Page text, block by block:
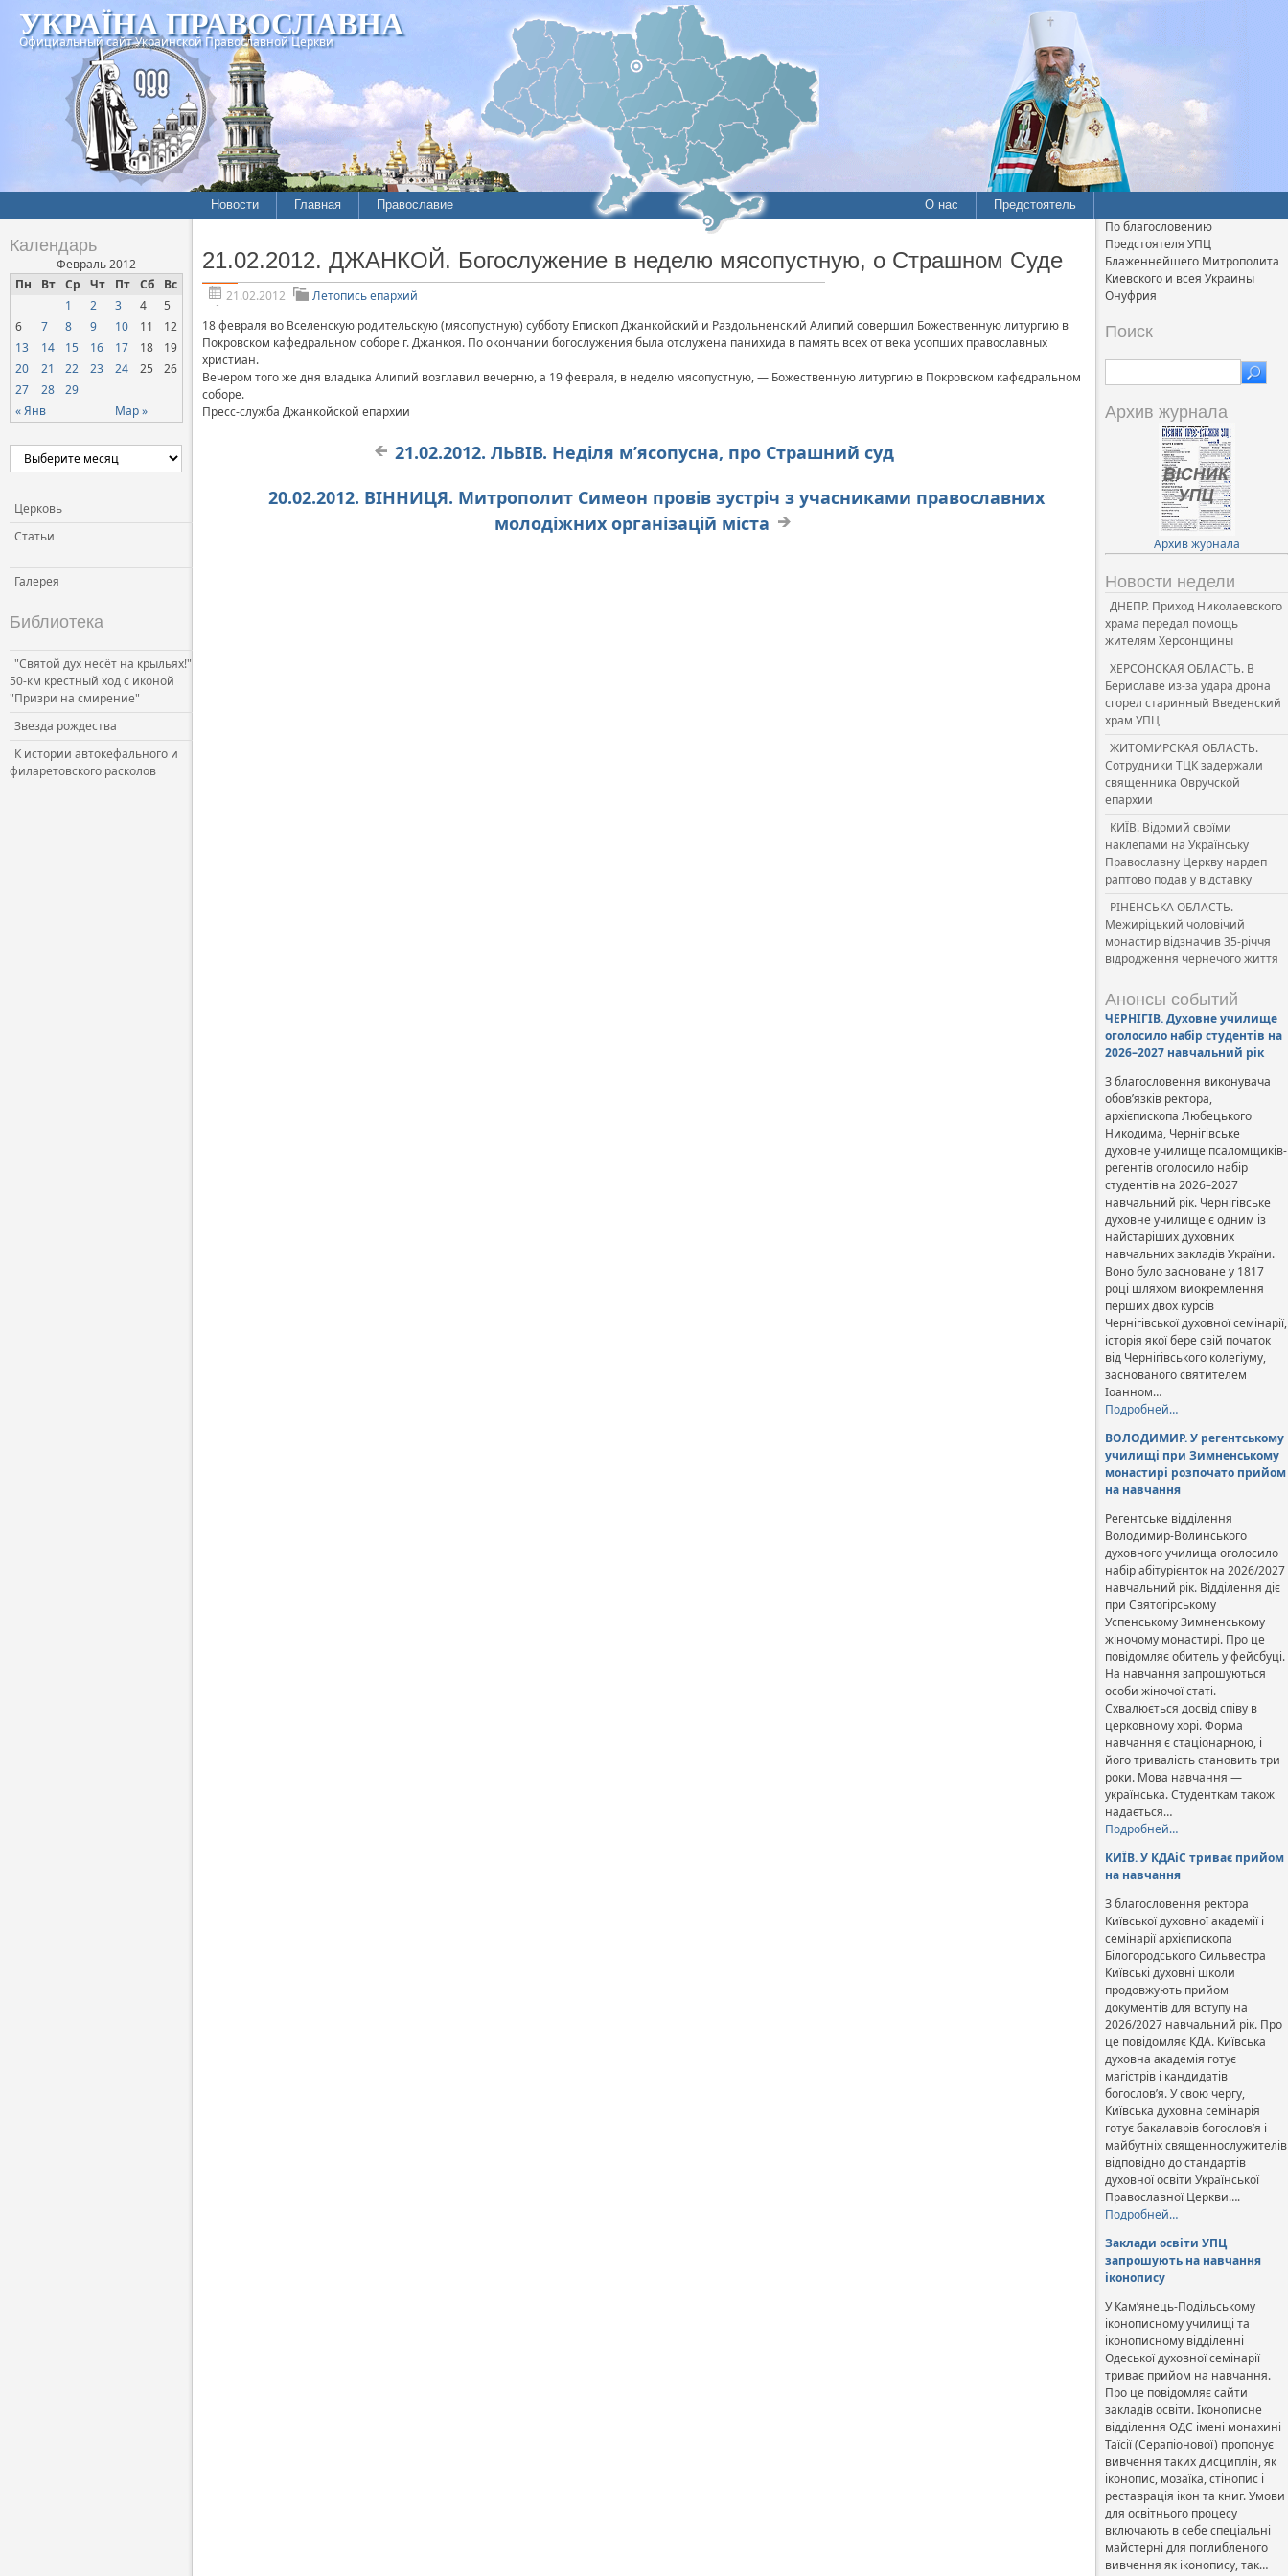
УКРАЇНА ПРАВОСЛАВНА
Официальный сайт Украинской Православной Церкви
Новости
Межконфессиональные
Нарушения прав
верующих
Официальная хроника
Расколы, ереси, секты
СОЦИАЛЬНОЕ
СЛУЖЕНИЕ
Церковь и СМИ
Главная Православие
История
Митрополиты
О нас Предстоятель
Календарь
Февраль 2012
Пн
Вт Ср Чт Пт Сб Вс
« Янв Мар »
1 2 3 4
5
6
7 8 9 10 11
12
13
14 15 16 17 18
19
20
21 22 23 24 25
26
27
28 29
Церковь
Статьи
Галерея
Библиотека
"Святой дух несёт на крыльях!"
50-км крестный ход с иконой
"Призри на смирение"
Звезда рождества
К истории автокефального и
филаретовского расколов
21.02.2012. ДЖАНКОЙ. Богослужение в неделю мясопустную, о Страшном Суде
21.02.2012
Летопись епархий
18 февраля во Вселенскую родительскую (мясопустную) субботу Епископ Джанкойский и Раздольненский Алипий совершил Божественную литургию в
Покровском кафедральном соборе г. Джанкоя. По окончании богослужения была отслужена панихида в память всех от века усопших православных
христиан.
Вечером того же дня владыка Алипий возглавил вечерню, а 19 февраля, в неделю мясопустную, — Божественную литургию в Покровском кафедральном
соборе.
Пресс-служба Джанкойской епархии
21.02.2012. ЛЬВІВ. Неділя м’ясопусна, про Страшний суд
20.02.2012. ВІННИЦЯ. Митрополит Симеон провів зустріч з учасниками православних
молодіжних організацій міста
По благословению
Предстоятеля УПЦ
Блаженнейшего Митрополита
Киевского и всея Украины
Онуфрия
Поиск
Архив журнала
Архив журнала
Новости недели
ДНЕПР. Приход Николаевского
храма передал помощь
жителям Херсонщины
ХЕРСОНСКАЯ ОБЛАСТЬ. В
Бериславе из-за удара дрона
сгорел старинный Введенский
храм УПЦ
ЖИТОМИРСКАЯ ОБЛАСТЬ.
Сотрудники ТЦК задержали
священника Овручской
епархии
КИЇВ. Відомий своїми
наклепами на Українську
Православну Церкву нардеп
раптово подав у відставку
РІНЕНСЬКА ОБЛАСТЬ.
Межиріцький чоловічий
монастир відзначив 35-річчя
відродження чернечого життя
Анонсы событий
ЧЕРНІГІВ. Духовне училище
оголосило набір студентів на
2026–2027 навчальний рік
З благословення виконувача
обов’язків ректора,
архієпископа Любецького
Никодима, Чернігівське
духовне училище псаломщиків-
регентів оголосило набір
студентів на 2026–2027
навчальний рік. Чернігівське
духовне училище є одним із
найстаріших духовних
навчальних закладів України.
Воно було засноване у 1817
році шляхом виокремлення
перших двох курсів
Чернігівської духовної семінарії,
історія якої бере свій початок
від Чернігівського колегіуму,
заснованого святителем
Іоанном…
Подробней…
ВОЛОДИМИР. У регентському
училищі при Зимненському
монастирі розпочато прийом
на навчання
Регентське відділення
Володимир-Волинського
духовного училища оголосило
набір абітурієнток на 2026/2027
навчальний рік. Відділення діє
при Святогірському
Успенському Зимненському
жіночому монастирі. Про це
повідомляє обитель у фейсбуці.
На навчання запрошуються
особи жіночої статі.
Схвалюється досвід співу в
церковному хорі. Форма
навчання є стаціонарною, і
його тривалість становить три
роки. Мова навчання —
українська. Студенткам також
надається…
Подробней…
КИЇВ. У КДАіС триває прийом
на навчання
З благословення ректора
Київської духовної академії і
семінарії архієпископа
Білогородського Сильвестра
Київські духовні школи
продовжують прийом
документів для вступу на
2026/2027 навчальний рік. Про
це повідомляє КДА. Київська
духовна академія готує
магістрів і кандидатів
богослов’я. У свою чергу,
Київська духовна семінарія
готує бакалаврів богослов’я і
майбутніх священнослужителів
відповідно до стандартів
духовної освіти Української
Православної Церкви….
Подробней…
Заклади освіти УПЦ
запрошують на навчання
іконопису
У Кам’янець-Подільському
іконописному училищі та
іконописному відділенні
Одеської духовної семінарії
триває прийом на навчання.
Про це повідомляє сайти
закладів освіти. Іконописне
відділення ОДС імені монахині
Таїсії (Серапіонової) пропонує
вивчення таких дисциплін, як
іконопис, мозаїка, стінопис і
реставрація ікон та книг. Умови
для освітнього процесу
включають в себе спеціальні
майстерні для поглибленого
вивчення як іконопису, так…